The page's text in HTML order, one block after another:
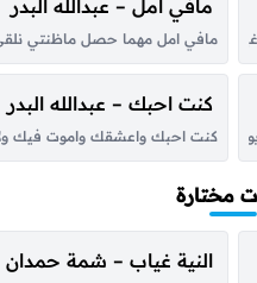
القلب عشانك قد دعيت الله
مافي امل – عبدالله البدر
مافي امل مهما حصل ماظنتي نلقى
للباب ويشوفني جارك ويقول
كنت احبك – عبدالله البدر
كنت احبك واعشقك واموت فيك
مختارة
النية غياب – شمة حمدان